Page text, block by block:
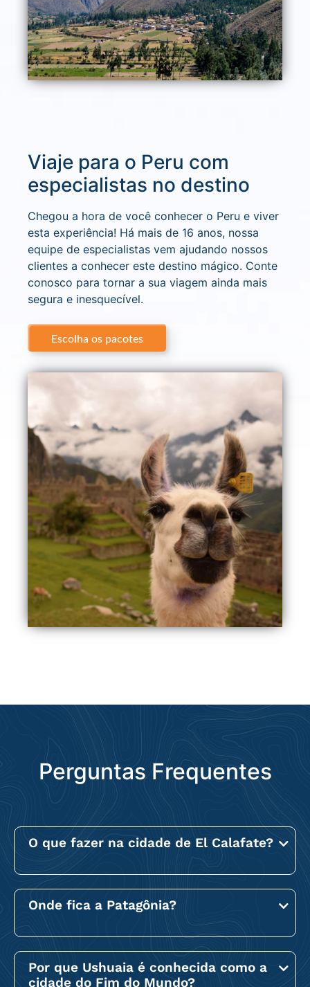
Viaje para o Peru com
especialistas no destino
Chegou a hora de você conhecer o Peru e viver
esta experiência! Há mais de 16 anos, nossa
equipe de especialistas vem ajudando nossos
clientes a conhecer este destino mágico. Conte
conosco para tornar a sua viagem ainda mais
segura e inesquecível.
Escolha os pacotes
Perguntas Frequentes
O que fazer na cidade de El Calafate?
Onde fica a Patagônia?
Por que Ushuaia é conhecida como a
cidade do Fim do Mundo?